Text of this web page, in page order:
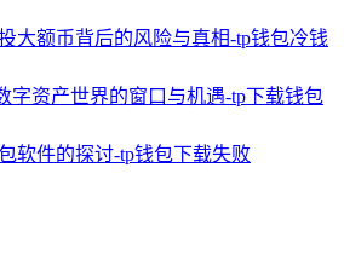
大额币背后的风险与真相-tp钱包冷钱
字资产世界的窗口与机遇-tp下载钱包
软件的探讨-tp钱包下载失败